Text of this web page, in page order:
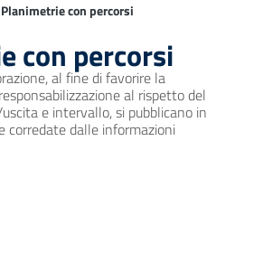
Planimetrie con percorsi
con percorsi
al fine di favorire la
al rispetto del
e intervallo, si pubblicano in
corredate dalle informazioni